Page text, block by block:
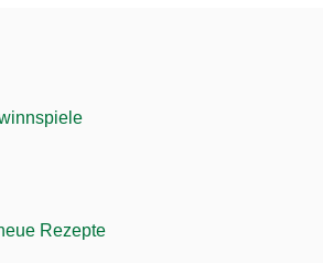
Rezepte